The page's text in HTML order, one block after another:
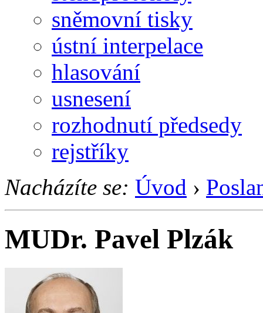
sněmovní tisky
ústní interpelace
hlasování
usnesení
rozhodnutí předsedy
rejstříky
Nacházíte se: Úvod ›
MUDr. Pavel Plzák